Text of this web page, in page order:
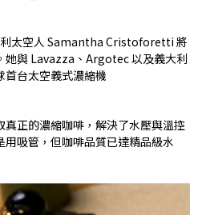
太空人 Samantha Cristoforetti 將
她與 Lavazza、Argotec 以及義大利
首台太空義式濃縮機
正的濃縮咖啡，解決了水壓與溫控
吸管，但咖啡品質已達精品級水